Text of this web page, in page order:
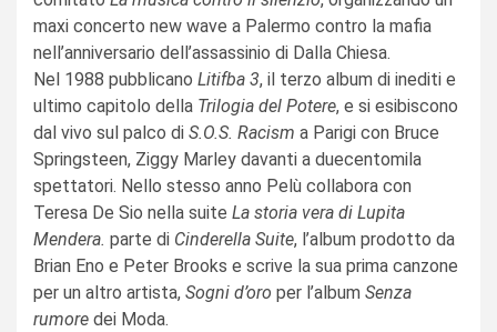
maxi concerto new wave a Palermo contro la mafia
nell’anniversario dell’assassinio di Dalla Chiesa.
Nel 1988 pubblicano Litifba 3, il terzo album di inediti e
ultimo capitolo della Trilogia del Potere, e si esibiscono
dal vivo sul palco di S.O.S. Racism a Parigi con Bruce
Springsteen, Ziggy Marley davanti a duecentomila
spettatori. Nello stesso anno Pelù collabora con
Teresa De Sio nella suite La storia vera di Lupita
Mendera. parte di Cinderella Suite, l’album prodotto da
Brian Eno e Peter Brooks e scrive la sua prima canzone
per un altro artista, Sogni d’oro per l’album Senza
rumore dei Moda.